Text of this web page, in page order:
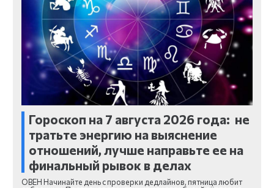
Гороскоп на 7 августа 2026 года: не
тратьте энергию на выяснение
отношений, лучше направьте ее на
финальный рывок в делах
ОВЕН Начинайте день с проверки дедлайнов, пятница любит